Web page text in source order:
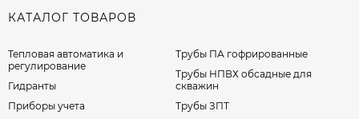
КАТАЛОГ ТОВАРОВ
Тепловая автоматика и
регулирование
Гидранты
Приборы учета
Трубы ПА гофрированные
Трубы НПВХ обсадные для
скважин
Трубы ЗПТ